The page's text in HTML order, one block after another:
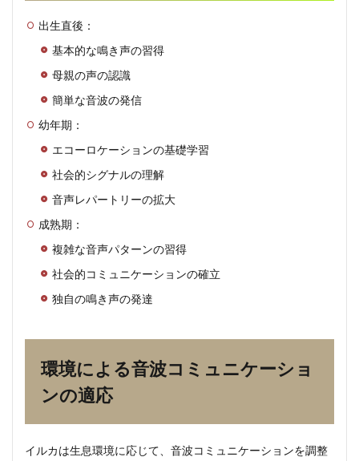
新た
に発
見さ
れた
まと
め：
が生
驚異
的な
コミ
ュニ
ショ
力
出生直後：
基本的な鳴き声の習得
母親の声の認識
簡単な音波の発信
幼年期：
エコーロケーションの基礎学習
社会的シグナルの理解
音声レパートリーの拡大
成熟期：
複雑な音声パターンの習得
社会的コミュニケーションの確立
独自の鳴き声の発達
環境による音波コミュニケーショ
ンの適応
イルカは生息環境に応じて、音波コミュニケーションを調整